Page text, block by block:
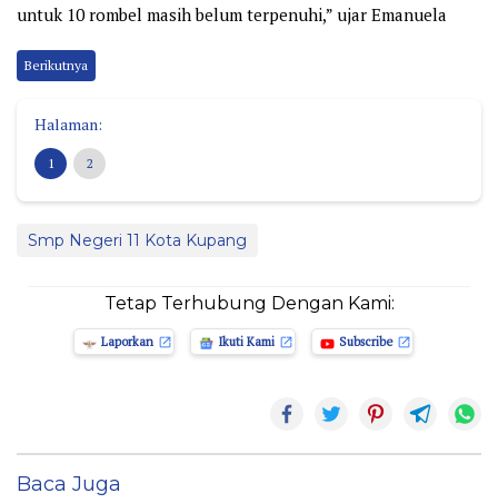
untuk 10 rombel masih belum terpenuhi,” ujar Emanuela
Berikutnya
Halaman:
1 2
Smp Negeri 11 Kota Kupang
Tetap Terhubung Dengan Kami:
Laporkan Ikuti Kami Subscribe
Baca Juga